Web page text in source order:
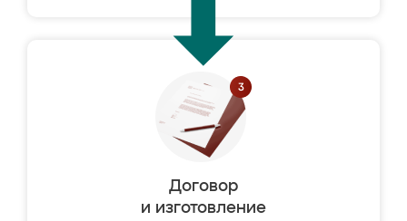
Договор
и изготовление